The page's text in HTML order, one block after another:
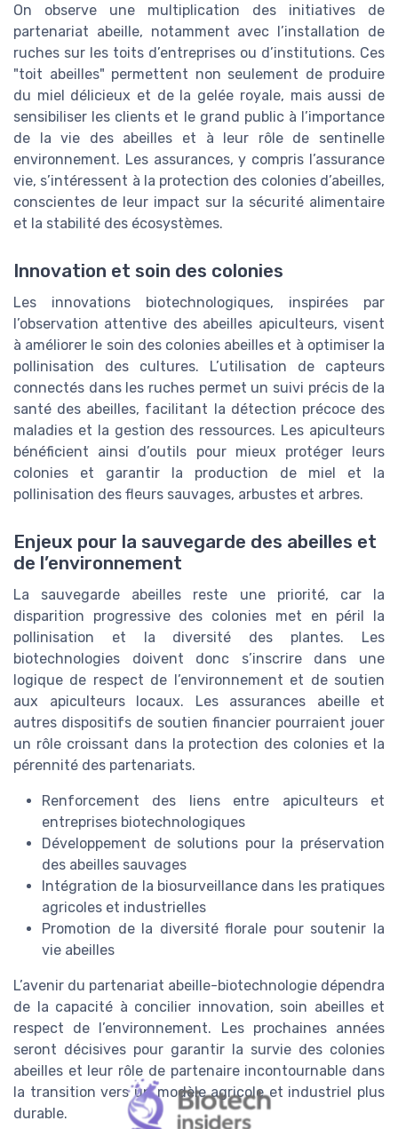
On observe une multiplication des initiatives de
partenariat abeille, notamment avec l’installation de
ruches sur les toits d’entreprises ou d’institutions. Ces
"toit abeilles" permettent non seulement de produire
du miel délicieux et de la gelée royale, mais aussi de
sensibiliser les clients et le grand public à l’importance
de la vie des abeilles et à leur rôle de sentinelle
environnement. Les assurances, y compris l’assurance
vie, s’intéressent à la protection des colonies d’abeilles,
conscientes de leur impact sur la sécurité alimentaire
et la stabilité des écosystèmes.
Innovation et soin des colonies
Les innovations biotechnologiques, inspirées par
l’observation attentive des abeilles apiculteurs, visent
à améliorer le soin des colonies abeilles et à optimiser la
pollinisation des cultures. L’utilisation de capteurs
connectés dans les ruches permet un suivi précis de la
santé des abeilles, facilitant la détection précoce des
maladies et la gestion des ressources. Les apiculteurs
bénéficient ainsi d’outils pour mieux protéger leurs
colonies et garantir la production de miel et la
pollinisation des fleurs sauvages, arbustes et arbres.
Enjeux pour la sauvegarde des abeilles et
de l’environnement
La sauvegarde abeilles reste une priorité, car la
disparition progressive des colonies met en péril la
pollinisation et la diversité des plantes. Les
biotechnologies doivent donc s’inscrire dans une
logique de respect de l’environnement et de soutien
aux apiculteurs locaux. Les assurances abeille et
autres dispositifs de soutien financier pourraient jouer
un rôle croissant dans la protection des colonies et la
pérennité des partenariats.
Renforcement des liens entre apiculteurs et
entreprises biotechnologiques
Développement de solutions pour la préservation
des abeilles sauvages
Intégration de la biosurveillance dans les pratiques
agricoles et industrielles
Promotion de la diversité florale pour soutenir la
vie abeilles
L’avenir du partenariat abeille-biotechnologie dépendra
de la capacité à concilier innovation, soin abeilles et
respect de l’environnement. Les prochaines années
seront décisives pour garantir la survie des colonies
abeilles et leur rôle de partenaire incontournable dans
la transition vers un modèle agricole et industriel plus
durable.